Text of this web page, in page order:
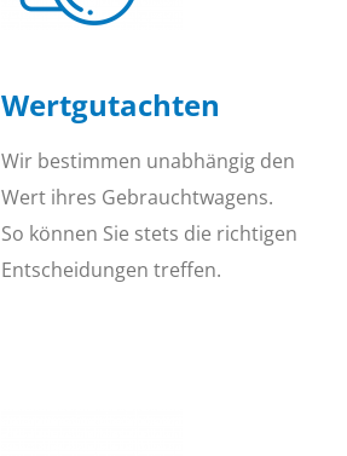
Wertgutachten
Wir bestimmen unabhängig den
Wert ihres Gebrauchtwagens.
So können Sie stets die richtigen
Entscheidungen treffen.